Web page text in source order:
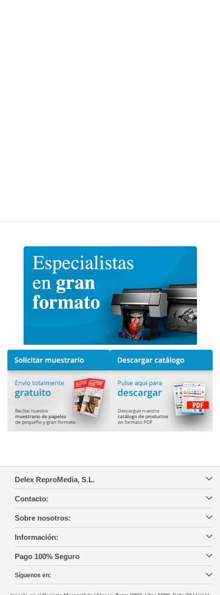
Delex ReproMedia, S.L.
Contacto:
Sobre nosotros:
Información:
Pago 100% Seguro
Síguenos en: